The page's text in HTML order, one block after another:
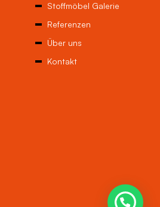
Stoffmöbel Galerie
Referenzen
Über uns
Kontakt